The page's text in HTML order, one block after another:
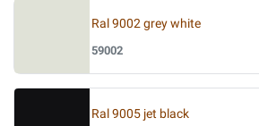
Ral 9002 grey white
59002
Ral 9005 jet black